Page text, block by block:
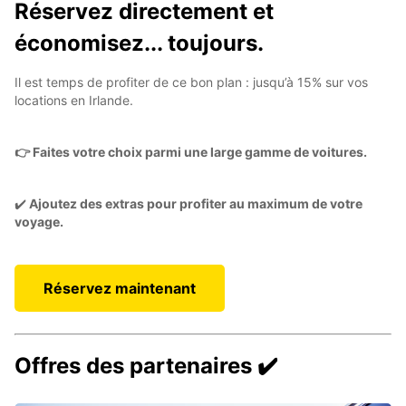
Réservez directement et
économisez... toujours.
Il est temps de profiter de ce bon plan : jusqu’à 15% sur vos
locations en Irlande.
👉 Faites votre choix parmi une large gamme de voitures.
✔️Ajoutez des extras pour profiter au maximum de votre
voyage.
Réservez maintenant
Offres des partenaires ✔️